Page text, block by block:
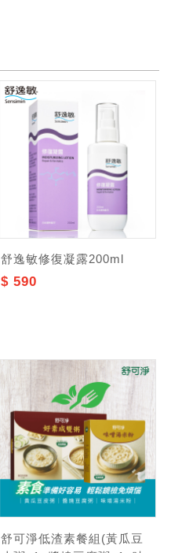
舒逸敏修復凝露200ml
$ 590
舒可淨低渣素餐組(黃瓜豆